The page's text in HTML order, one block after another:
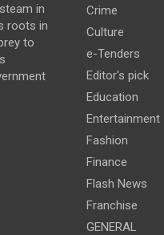
in
roots in
to
Crime
Culture
e-Tenders
Editor's pick
Education
Entertainment
Fashion
Finance
Flash News
Franchise
GENERAL